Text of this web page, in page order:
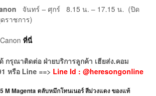
จันทร์ – ศุกร์ 8.15 น. – 17.15 น. (ปิด
ราชการ)
ที่นี่
กรุณาติดต่อ ฝ่ายบริการลูกค้า เฮียส่ง.คอม
หรือ Line ==> Line Id : @heresongonline
M Magenta ตลับหมึกโทนเนอร์ สีม่วงแดง ของแท้